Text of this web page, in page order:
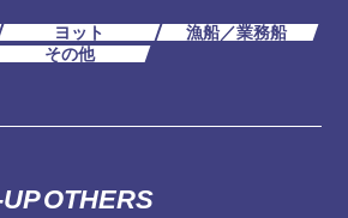
ヨット
漁船／業務船
その他
OTHERS